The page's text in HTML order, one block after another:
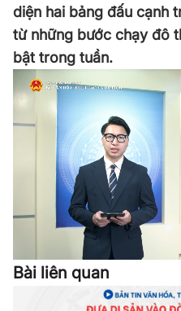
diện hai bảng đấu cạnh
từ những bước chạy đô
bật trong tuần.
Bài liên quan